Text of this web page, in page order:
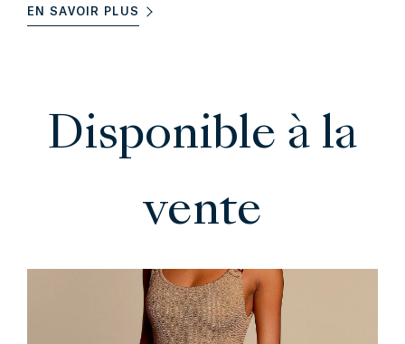
EN SAVOIR PLUS
Disponible à la
vente